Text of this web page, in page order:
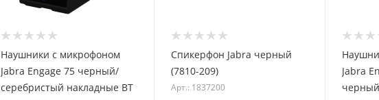
Наушники с микрофоном
Jabra Engage 75 черный/
серебристый накладные BT
Спикерфон Jabra черный
(7810-209)
Арт.: 1837200
Jabra